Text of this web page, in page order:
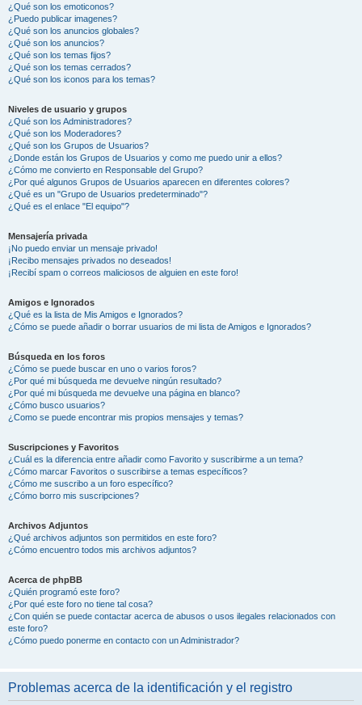
¿Qué son los emoticonos?
¿Puedo publicar imagenes?
¿Qué son los anuncios globales?
¿Qué son los anuncios?
¿Qué son los temas fijos?
¿Qué son los temas cerrados?
¿Qué son los iconos para los temas?
Niveles de usuario y grupos
¿Qué son los Administradores?
¿Qué son los Moderadores?
¿Qué son los Grupos de Usuarios?
¿Donde están los Grupos de Usuarios y como me puedo unir a ellos?
¿Cómo me convierto en Responsable del Grupo?
¿Por qué algunos Grupos de Usuarios aparecen en diferentes colores?
¿Qué es un "Grupo de Usuarios predeterminado"?
¿Qué es el enlace "El equipo"?
Mensajería privada
¡No puedo enviar un mensaje privado!
¡Recibo mensajes privados no deseados!
¡Recibí spam o correos maliciosos de alguien en este foro!
Amigos e Ignorados
¿Qué es la lista de Mis Amigos e Ignorados?
¿Cómo se puede añadir o borrar usuarios de mi lista de Amigos e Ignorados?
Búsqueda en los foros
¿Cómo se puede buscar en uno o varios foros?
¿Por qué mi búsqueda me devuelve ningún resultado?
¿Por qué mi búsqueda me devuelve una página en blanco?
¿Cómo busco usuarios?
¿Como se puede encontrar mis propios mensajes y temas?
Suscripciones y Favoritos
¿Cuál es la diferencia entre añadir como Favorito y suscribirme a un tema?
¿Cómo marcar Favoritos o suscribirse a temas específicos?
¿Cómo me suscribo a un foro específico?
¿Cómo borro mis suscripciones?
Archivos Adjuntos
¿Qué archivos adjuntos son permitidos en este foro?
¿Cómo encuentro todos mis archivos adjuntos?
Acerca de phpBB
¿Quién programó este foro?
¿Por qué este foro no tiene tal cosa?
¿Con quién se puede contactar acerca de abusos o usos ilegales relacionados con
este foro?
¿Cómo puedo ponerme en contacto con un Administrador?
Problemas acerca de la identificación y el registro